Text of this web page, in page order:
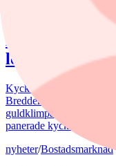
Kommentar:
lönsamma
Kycklingproducenten
Bredden är
guldklimpar (nuggets).
panerade
nyheter/Bostadsmarknad